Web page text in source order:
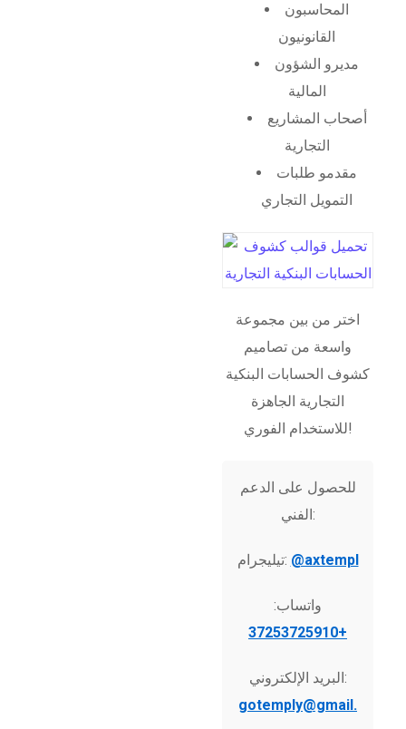
المحاسبون
القانونيون
مديرو الشؤون
المالية
أصحاب المشاريع
التجارية
مقدمو طلبات
التمويل التجاري
اختر من بين مجموعة
واسعة من تصاميم
كشوف الحسابات البنكية
التجارية الجاهزة
للاستخدام الفوري!
للحصول على الدعم
الفني:
تيليجرام: @axtempl
واتساب:
+37253725910
البريد الإلكتروني:
gotemply@gmail.